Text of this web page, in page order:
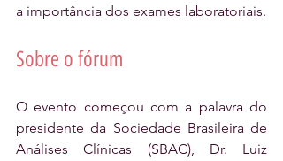
a importância dos exames laboratoriais.
Sobre o fórum
O evento começou com a palavra do
presidente da Sociedade Brasileira de
Análises Clínicas (SBAC), Dr. Luiz